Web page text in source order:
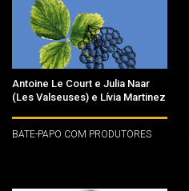
Antoine Le Court e Julia Naar
(Les Valseuses) e Lívia Martinez
BATE-PAPO COM PRODUTORES